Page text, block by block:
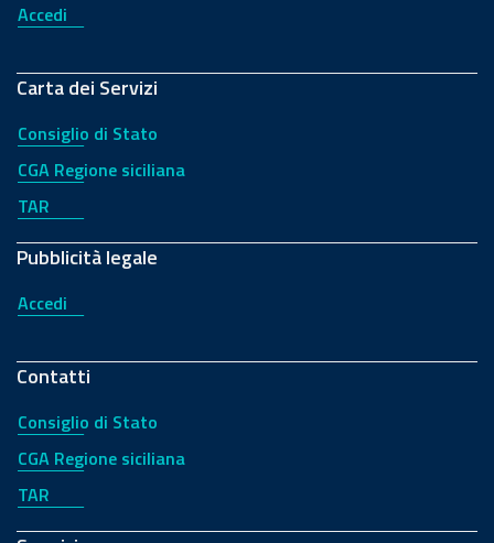
Accedi
Carta dei Servizi
Consiglio di Stato
CGA Regione siciliana
TAR
Pubblicità legale
Accedi
Contatti
Consiglio di Stato
CGA Regione siciliana
TAR